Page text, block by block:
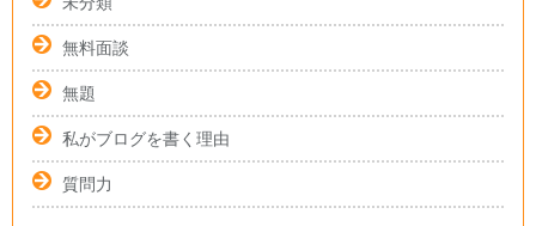
無料面談
無題
私がブログを書く理由
質問力